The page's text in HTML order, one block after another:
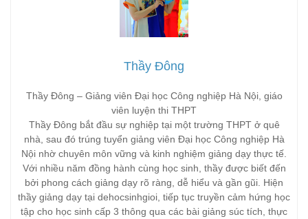
Thầy Đông
Thầy Đông – Giảng viên Đại học Công nghiệp Hà Nội, giáo
viên luyện thi THPT
Thầy Đông bắt đầu sự nghiệp tại một trường THPT ở quê
nhà, sau đó trúng tuyển giảng viên Đại học Công nghiệp Hà
Nội nhờ chuyên môn vững và kinh nghiệm giảng dạy thực tế.
Với nhiều năm đồng hành cùng học sinh, thầy được biết đến
bởi phong cách giảng dạy rõ ràng, dễ hiểu và gần gũi. Hiện
thầy giảng dạy tại dehocsinhgioi, tiếp tục truyền cảm hứng học
tập cho học sinh cấp 3 thông qua các bài giảng súc tích, thực